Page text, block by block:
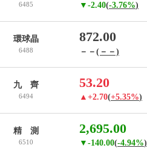
6485 ▼-2.40(-3.76%)
環球晶
6488
872.00
－－ (－－)
九 齊
6494
53.20
▲+2.70(+5.35%)
精 測
6510
2,695.00
▼-140.00(-4.94%)